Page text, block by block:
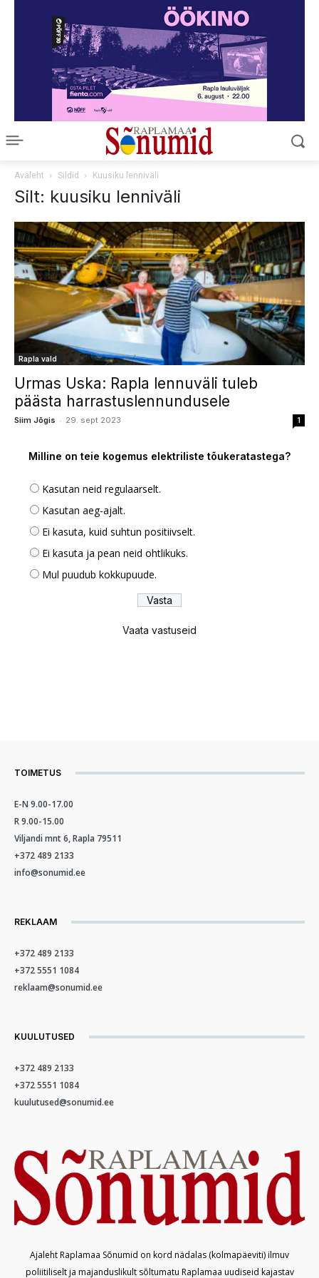
Avaleht Sildid Kuusiku lenniväli
Silt: kuusiku lenniväli
Rapla vald
Urmas Uska: Rapla lennuväli tuleb
päästa harrastuslennundusele
Siim Jõgis - 29. sept 2023 1
Milline on teie kogemus elektriliste tõukeratastega?
Kasutan neid regulaarselt.
Kasutan aeg-ajalt.
Ei kasuta, kuid suhtun positiivselt.
Ei kasuta ja pean neid ohtlikuks.
Mul puudub kokkupuude.
Vaata vastuseid
TOIMETUS
E-N 9.00-17.00
R 9.00-15.00
Viljandi mnt 6, Rapla 79511
+372 489 2133
info@sonumid.ee
REKLAAM
+372 489 2133
+372 5551 1084
reklaam@sonumid.ee
KUULUTUSED
+372 489 2133
+372 5551 1084
kuulutused@sonumid.ee
Ajaleht Raplamaa Sõnumid on kord nädalas (kolmapäeviti) ilmuv
poliitiliselt ja majanduslikult sõltumatu Raplamaa uudiseid kajastav